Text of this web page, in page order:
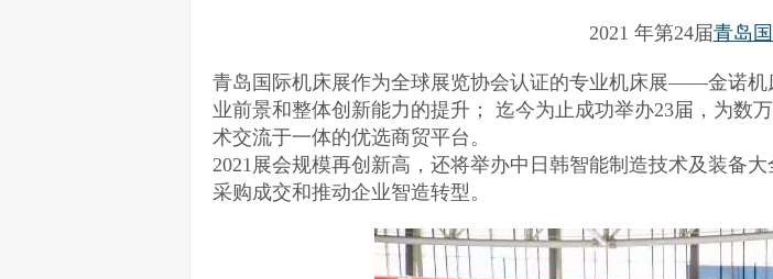
2021 年第24届青岛
青岛国际机床展作为全球展览协会认证的专业机床展——金诺
业前景和整体创新能力的提升； 迄今为止成功举办23届，为数
术交流于一体的优选商贸平台。
2021展会规模再创新高，还将举办中日韩智能制造技术及装备
采购成交和推动企业智造转型。